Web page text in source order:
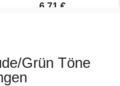
6,71 €
Grün Töne